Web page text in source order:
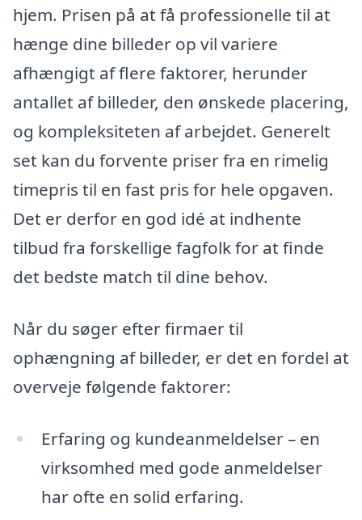
hjem. Prisen på at få professionelle til at
hænge dine billeder op vil variere
afhængigt af flere faktorer, herunder
antallet af billeder, den ønskede placering,
og kompleksiteten af arbejdet. Generelt
set kan du forvente priser fra en rimelig
timepris til en fast pris for hele opgaven.
Det er derfor en god idé at indhente
tilbud fra forskellige fagfolk for at finde
det bedste match til dine behov.
Når du søger efter firmaer til
ophængning af billeder, er det en fordel at
overveje følgende faktorer:
Erfaring og kundeanmeldelser – en
virksomhed med gode anmeldelser
har ofte en solid erfaring.